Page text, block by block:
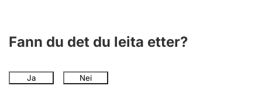
Fann du det du leita etter?
Ja Nei